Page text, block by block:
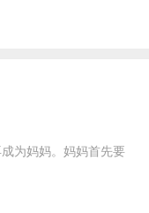
为妈妈。妈妈首先要